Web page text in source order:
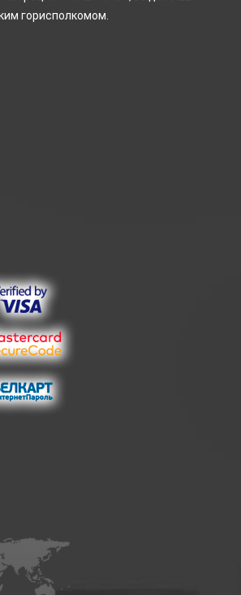
горисполкомом.